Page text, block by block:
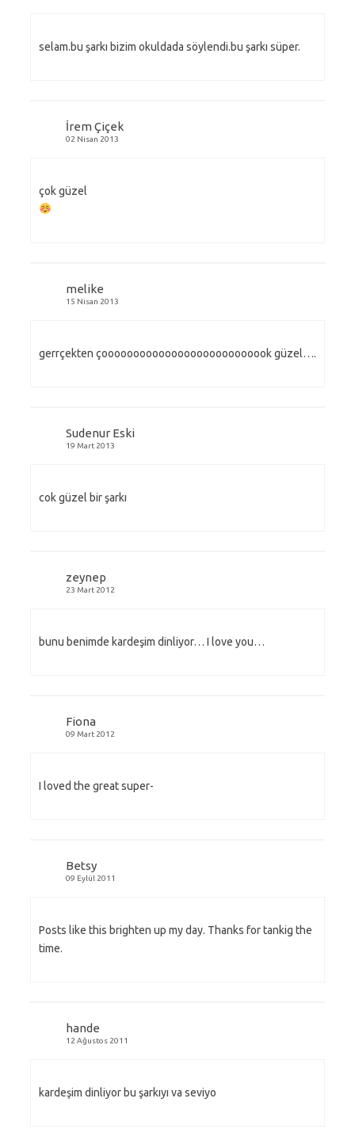
selam.bu şarkı bizim okuldada söylendi.bu şarkı süper.
İrem Çiçek
02 Nisan 2013
çok güzel
melike
15 Nisan 2013
gerrçekten çooooooooooooooooooooooooook güzel….
Sudenur Eski
19 Mart 2013
cok güzel bir şarkı
zeynep
23 Mart 2012
bunu benimde kardeşim dinliyor… I love you…
Fiona
09 Mart 2012
I loved the great super-
Betsy
09 Eylül 2011
Posts like this brighten up my day. Thanks for tankig the
time.
hande
12 Ağustos 2011
kardeşim dinliyor bu şarkıyı va seviyo